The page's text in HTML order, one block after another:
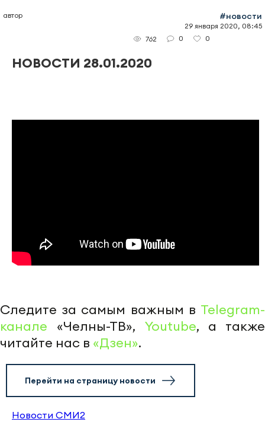
автор #новости
29 января 2020, 08:45
762
0 0
НОВОСТИ 28.01.2020
Следите за самым важным в Telegram-
канале «Челны-ТВ», Youtube, а также
читайте нас в «Дзен».
Перейти на страницу новости
Новости СМИ2